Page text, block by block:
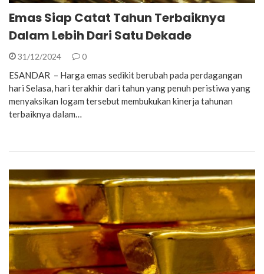
Emas Siap Catat Tahun Terbaiknya
Dalam Lebih Dari Satu Dekade
31/12/2024 0
ESANDAR – Harga emas sedikit berubah pada perdagangan
hari Selasa, hari terakhir dari tahun yang penuh peristiwa yang
menyaksikan logam tersebut membukukan kinerja tahunan
terbaiknya dalam…